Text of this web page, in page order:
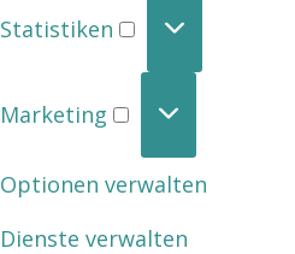
Statistiken
Marketing
Optionen verwalten
Dienste verwalten